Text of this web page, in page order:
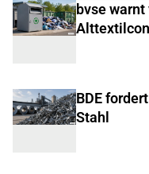
bvse
BDE
Stahl